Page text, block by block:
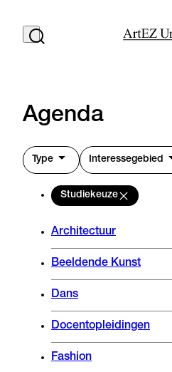
Agenda
Type Interessegebied
Studiekeuze
Architectuur
Beeldende Kunst
Dans
Docentopleidingen
Fashion